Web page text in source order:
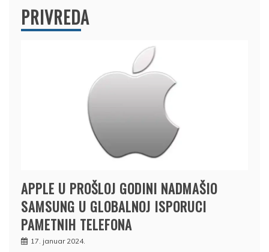
PRIVREDA
APPLE U PROŠLOJ GODINI NADMAŠIO
SAMSUNG U GLOBALNOJ ISPORUCI
PAMETNIH TELEFONA
17. januar 2024.